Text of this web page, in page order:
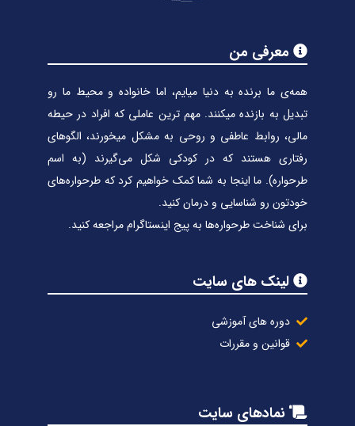
معرفی من
همه‌ی ما برنده به دنیا میایم، اما خانواده و محیط ما رو
تبدیل به بازنده میکنند. مهم ترین عاملی که افراد در حیطه
مالی، روابط عاطفی و روحی به مشکل میخورند، الگوهای
رفتاری هستند که در کودکی شکل می‌گیرند (به اسم
طرحواره). ما اینجا به شما کمک خواهیم کرد که طرحواره‌های
خودتون رو شناسایی و درمان کنید.
برای شناخت طرحواره‌ها به پیج اینستاگرام مراجعه کنید.
لینک های سایت
دوره های آموزشی
قوانین و مقررات
نمادهای سایت